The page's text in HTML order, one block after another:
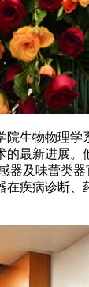
生物物理学
的最新进展。
器及味蕾类
在疾病诊断、